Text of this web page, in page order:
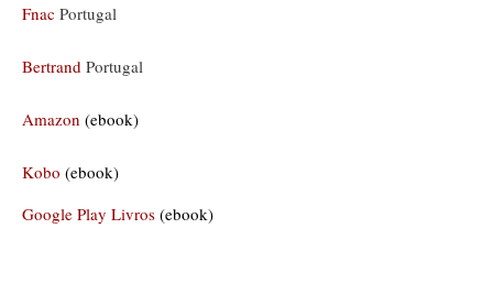
Fnac Portugal
Bertrand Portugal
Amazon (ebook)
Kobo (ebook)
Google Play Livros (ebook)